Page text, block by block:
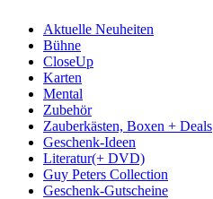
Aktuelle Neuheiten
Bühne
CloseUp
Karten
Mental
Zubehör
Zauberkästen, Boxen + Deals
Geschenk-Ideen
Literatur(+ DVD)
Guy Peters Collection
Geschenk-Gutscheine